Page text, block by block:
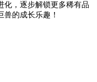
化，逐步解锁更多稀有品
的成长乐趣！